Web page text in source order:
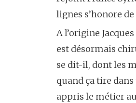
lignes s’honore
A l’origine
est désormais
se dit-il, dont les
quand ça tire
appris le métier